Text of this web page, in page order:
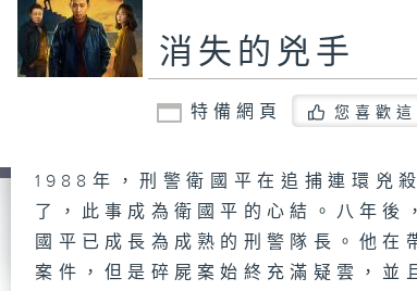
消失的兇手
特備網頁 您喜歡
1988年，刑警衛國平在追捕連環兇
了，此事成為衛國平的心結。八年後
國平已成長為成熟的刑警隊長。他在
案件，但是碎屍案始終充滿疑雲，並